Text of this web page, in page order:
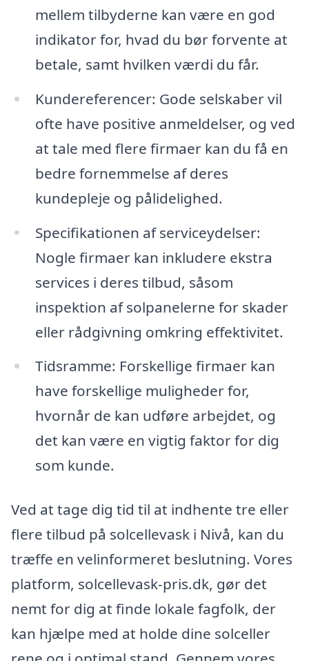
mellem tilbyderne kan være en god
indikator for, hvad du bør forvente at
betale, samt hvilken værdi du får.
Kundereferencer: Gode selskaber vil
ofte have positive anmeldelser, og ved
at tale med flere firmaer kan du få en
bedre fornemmelse af deres
kundepleje og pålidelighed.
Specifikationen af serviceydelser:
Nogle firmaer kan inkludere ekstra
services i deres tilbud, såsom
inspektion af solpanelerne for skader
eller rådgivning omkring effektivitet.
Tidsramme: Forskellige firmaer kan
have forskellige muligheder for,
hvornår de kan udføre arbejdet, og
det kan være en vigtig faktor for dig
som kunde.
Ved at tage dig tid til at indhente tre eller
flere tilbud på solcellevask i Nivå, kan du
træffe en velinformeret beslutning. Vores
platform, solcellevask-pris.dk, gør det
nemt for dig at finde lokale fagfolk, der
kan hjælpe med at holde dine solceller